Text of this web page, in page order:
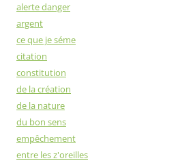
alerte danger
argent
ce que je séme
citation
constitution
de la création
de la nature
du bon sens
empêchement
entre les z'oreilles